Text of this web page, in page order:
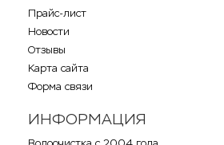
Прайс-лист
Новости
Отзывы
Карта сайта
Форма связи
ИНФОРМАЦИЯ